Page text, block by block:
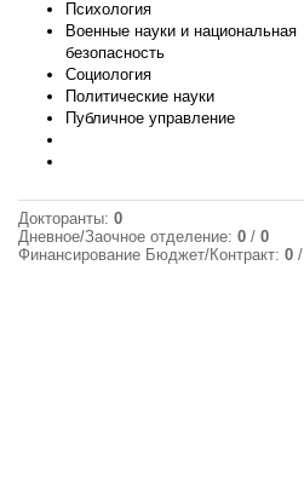
Психология
Военные науки и национальная
безопасность
Социология
Политические науки
Публичное управление
Докторанты: 0
Дневное/Заочное отделение: 0 / 0
Финансирование Бюджет/Контракт: 0 /